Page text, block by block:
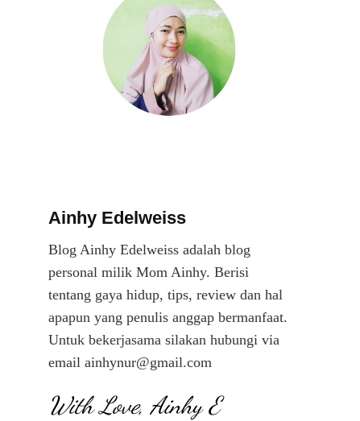
Ainhy Edelweiss
Blog Ainhy Edelweiss adalah blog
personal milik Mom Ainhy. Berisi
tentang gaya hidup, tips, review dan hal
apapun yang penulis anggap bermanfaat.
Untuk bekerjasama silakan hubungi via
email ainhynur@gmail.com
With Love, Ainhy E